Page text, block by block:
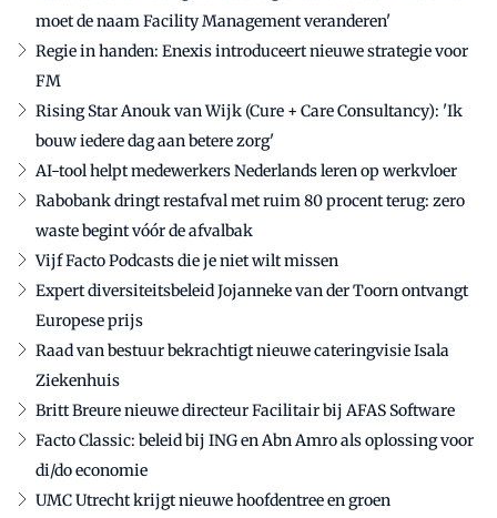
moet de naam Facility Management veranderen'
Regie in handen: Enexis introduceert nieuwe strategie voor
FM
Rising Star Anouk van Wijk (Cure + Care Consultancy): 'Ik
bouw iedere dag aan betere zorg'
AI-tool helpt medewerkers Nederlands leren op werkvloer
Rabobank dringt restafval met ruim 80 procent terug: zero
waste begint vóór de afvalbak
Vijf Facto Podcasts die je niet wilt missen
Expert diversiteitsbeleid Jojanneke van der Toorn ontvangt
Europese prijs
Raad van bestuur bekrachtigt nieuwe cateringvisie Isala
Ziekenhuis
Britt Breure nieuwe directeur Facilitair bij AFAS Software
Facto Classic: beleid bij ING en Abn Amro als oplossing voor
di/do economie
UMC Utrecht krijgt nieuwe hoofdentree en groen